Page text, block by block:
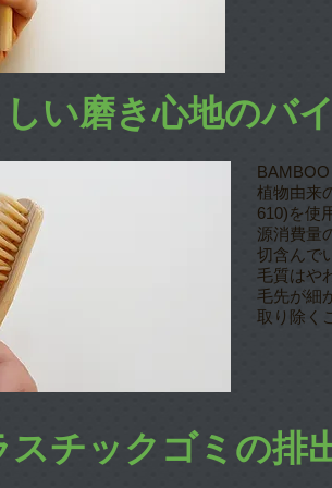
い磨き心地のバ
植物由来
610)を使
源消費量
切含んで
毛質はや
毛先が細
取り除く
スチックゴミの排